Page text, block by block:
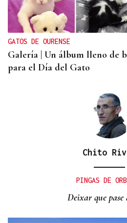
Gaseosas Roca, medio siglo
Valdeorras y Coca-Cola
GATOS DE OURENSE
Galería | Un álbum lleno de
para el Día del Gato
Chito
PINGAS DE
Deixar que